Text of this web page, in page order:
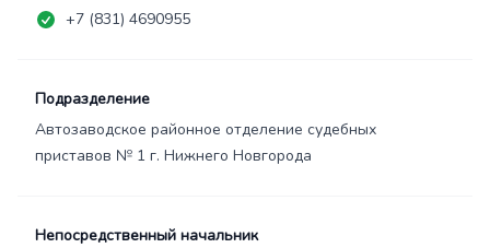
+7 (831) 4690955
Подразделение
Автозаводское районное отделение судебных
приставов № 1 г. Нижнего Новгорода
Непосредственный начальник